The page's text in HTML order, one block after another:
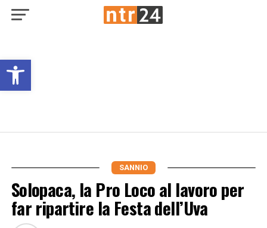
Open toolbar
SANNIO
Solopaca, la Pro Loco al lavoro per
far ripartire la Festa dell’Uva